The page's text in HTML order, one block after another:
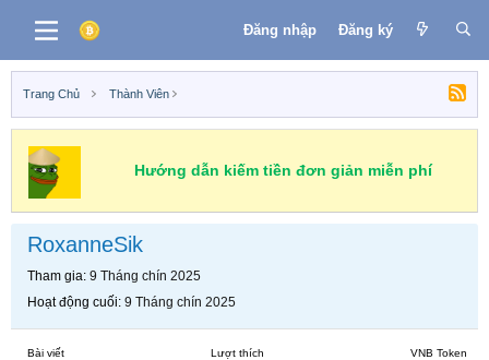
Đăng nhập Đăng ký
Trang Chủ Thành Viên
Hướng dẫn kiếm tiền đơn giản miễn phí
RoxanneSik
Tham gia 9 Tháng chín 2025
Hoạt động cuối 9 Tháng chín 2025
Bài viết Lượt thích VNB Token